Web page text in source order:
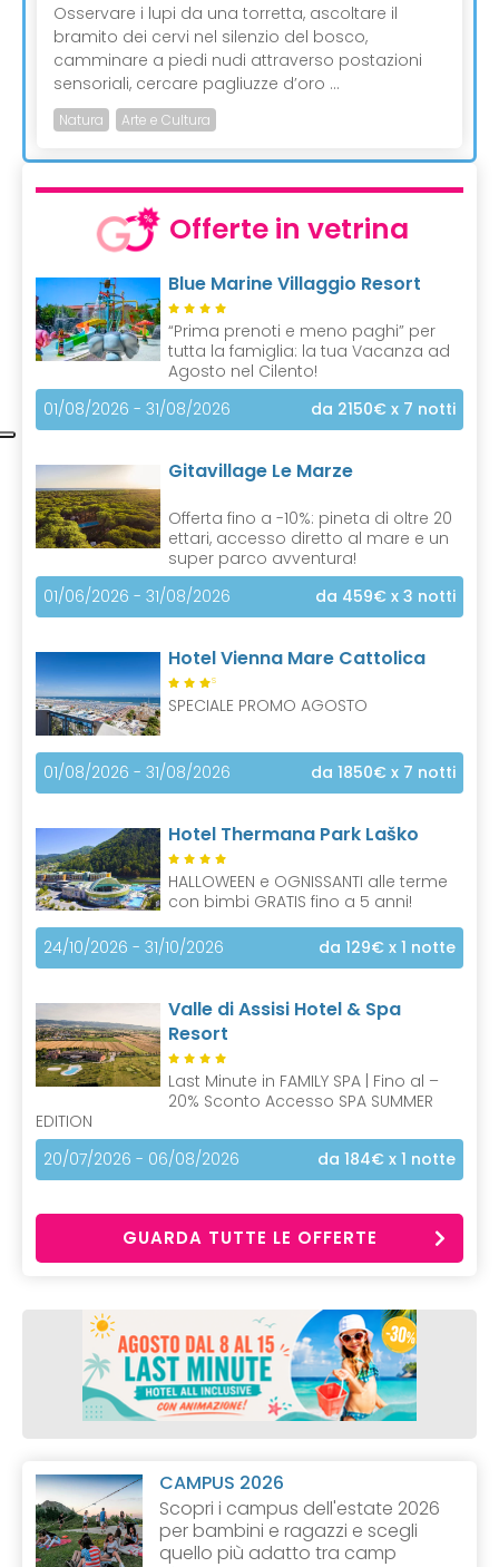
Osservare i lupi da una torretta, ascoltare il
bramito dei cervi nel silenzio del bosco,
camminare a piedi nudi attraverso postazioni
sensoriali, cercare pagliuzze d’oro ...
Natura Arte e Cultura
Offerte in vetrina
Blue Marine Villaggio Resort
“Prima prenoti e meno paghi” per
tutta la famiglia: la tua Vacanza ad
Agosto nel Cilento!
01/08/2026 - 31/08/2026
da 2150€ x 7 notti
Gitavillage Le Marze
Offerta fino a -10%: pineta di oltre 20
ettari, accesso diretto al mare e un
super parco avventura!
01/06/2026 - 31/08/2026
da 459€ x 3 notti
Hotel Vienna Mare Cattolica
S
SPECIALE PROMO AGOSTO
01/08/2026 - 31/08/2026 da 1850€ x 7 notti
Hotel Thermana Park Laško
HALLOWEEN e OGNISSANTI alle terme
con bimbi GRATIS fino a 5 anni!
24/10/2026 - 31/10/2026 da 129€ x 1 notte
Valle di Assisi Hotel & Spa
Resort
Last Minute in FAMILY SPA | Fino al –
20% Sconto Accesso SPA SUMMER
EDITION
20/07/2026 - 06/08/2026
da 184€ x 1 notte
GUARDA TUTTE LE OFFERTE
CAMPUS 2026
Scopri i campus dell'estate 2026
per bambini e ragazzi e scegli
quello più adatto tra camp